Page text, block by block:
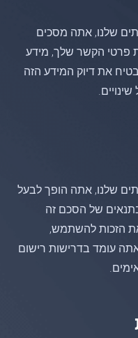
שלנו, אתה מסכים
פרטי הקשר שלך, מידע
את דיוק המידע הזה
שלנו, אתה הופך לבעל
של הסכם זה
את הזכות להשתמש,
עומד בדרישות רישום